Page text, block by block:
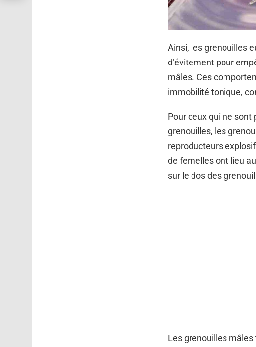
Ainsi, les grenouilles
d’évitement pour
mâles. Ces
immobilité tonique,
Pour ceux qui ne sont
grenouilles, les
reproducteurs
de femelles ont lieu
sur le dos des
Les grenouilles